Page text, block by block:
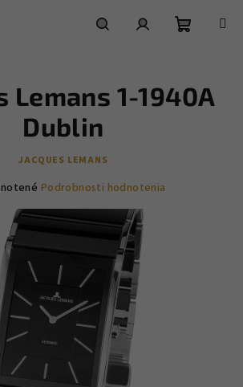
košík
Lemans 1-1940A
Dublin
JACQUES LEMANS
Podrobnosti hodnotenia